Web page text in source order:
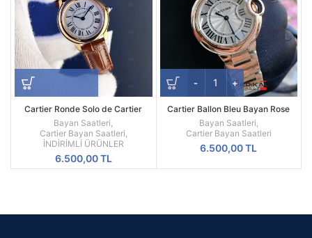
Cartier Ronde Solo de Cartier
27mm Kadın Quartz Saat – Altın
Kasa, Beyaz Roma Kadran ve
Kahverengi Deri Kayış
Bayan Saatleri
Cartier Bayan Saatleri
İNDİRİMLİ ÜRÜNLER
6.500,00TL
Cartier Ballon Bleu Bayan Rose
Çelik Kasa 36 mm Replika Bayan
Kol Saati
Bayan Saatleri
Cartier Bayan Saatleri
6.500,00TL